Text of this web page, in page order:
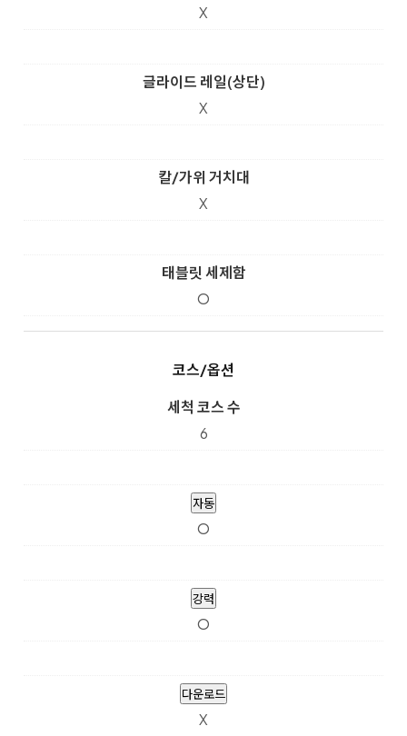
X
글라이드 레일(상단)
X
칼/가위 거치대
X
태블릿 세제함
O
코스/옵션
세척 코스 수
6
자동
O
강력
O
다운로드
X